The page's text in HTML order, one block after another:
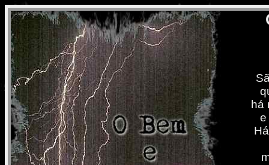
há
e